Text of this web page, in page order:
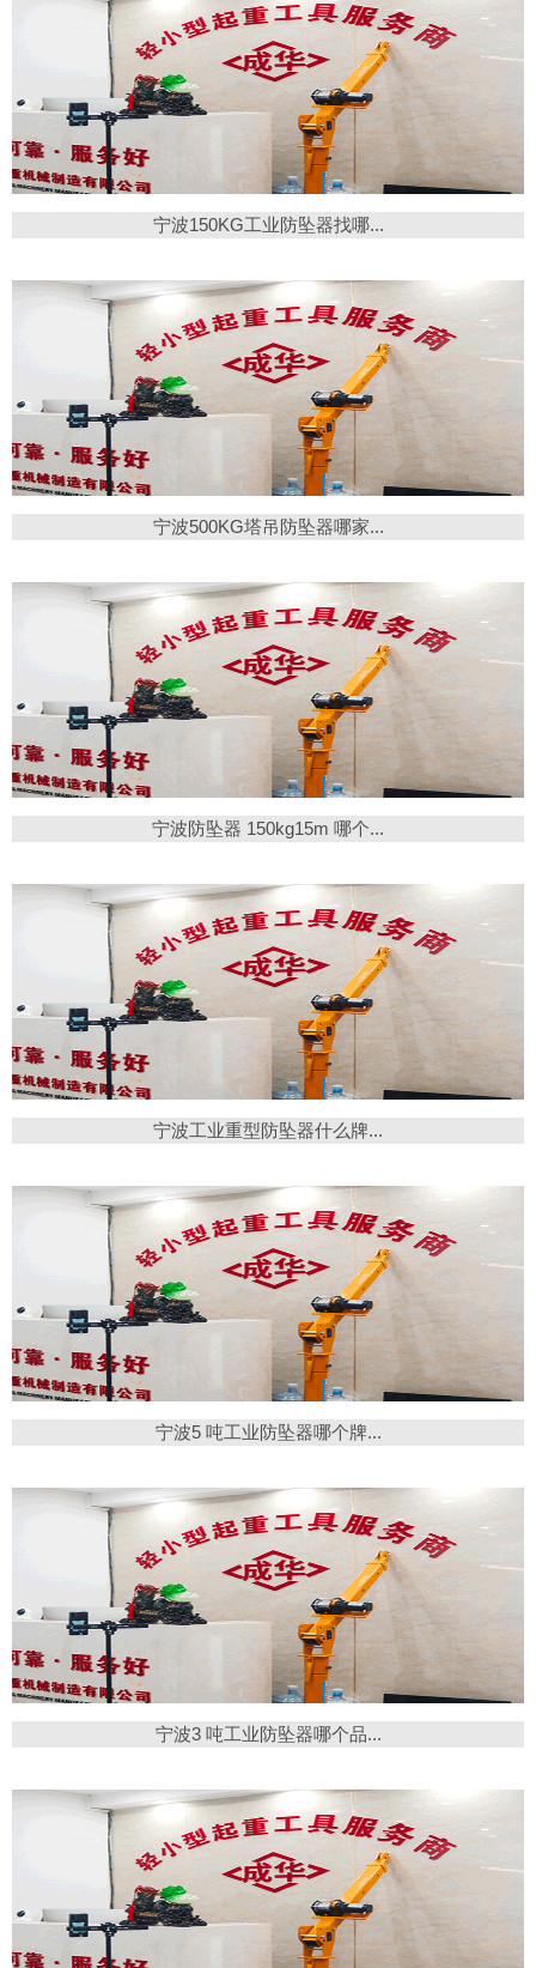
宁波150KG工业防坠器找哪...
宁波500KG塔吊防坠器哪家...
宁波防坠器 150kg15m 哪个...
宁波工业重型防坠器什么牌...
宁波5 吨工业防坠器哪个牌...
宁波3 吨工业防坠器哪个品...